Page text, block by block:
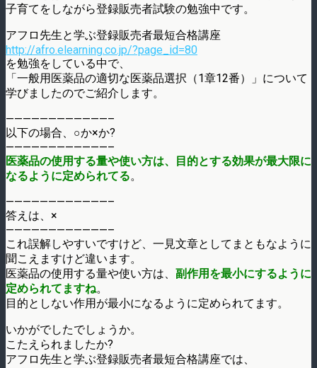
子育てをしながら登録販売者試験の勉強中です。
アフロ先生と学ぶ登録販売者最短合格講座
http://afro.elearning.co.jp/?page_id=80
を勉強をしている中で、
「一般用医薬品の適切な医薬品選択（1章12番）」について
学びましたのでご紹介します。
————————————–
以下の場合、○か×か?
————————————–
医薬品の使用する量や使い方は、目的とする効果が最大限に
なるように定められてる。
————————————–
答えは、×
————————————–
これ誤解しやすいですけど、一見文章としてまともなように
聞こえますけど違います。
医薬品の使用する量や使い方は、 副作用を最小にするように
定められてますね。
目的としない作用が最小になるように定められてます。
いかがでしたでしょうか。
こたえられましたか?
アフロ先生と学ぶ登録販売者最短合格講座では、